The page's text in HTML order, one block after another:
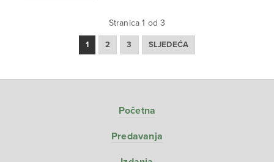
Stranica 1 od 3
1 2 3 SLJEDEĆA
Početna
Predavanja